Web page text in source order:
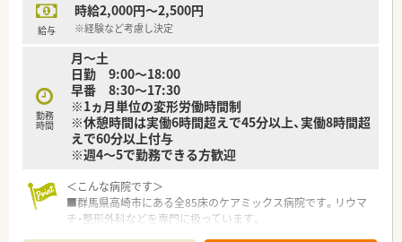
給与
時給2,000円～2,500円
※経験など考慮し決定
勤務
時間
月～土
日勤 9:00〜18:00
早番 8:30〜17:30
※1ヵ月単位の変形労働時間制
※休憩時間は実働6時間超えで45分以上、実働8時間超
えで60分以上付与
※週4～5で勤務できる方歓迎
＜こんな病院です＞
■群馬県高崎市にある全85床のケアミックス病院です。リウマ
チ・整形外科などを専門に扱っています。